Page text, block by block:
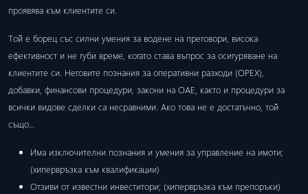
проявява към клиентите си.
Той е борец със силни умения за водене на преговори, висока
ефективност и не губи време, когато става въпрос за осигуряване на
клиентите си. Неговите познания за оперативни разходи (ОРЕХ),
добавки, финансови процедури, закони на ОАЕ, както и процедури за
всички видове сделки са несравними. Ако това не е достатъчно, той
също…
Има изключителни познания и умения за управление на имоти;
(хипервръзка към квалификации)
Отзиви от известни инвеститори; (хипервръзка към препоръки)